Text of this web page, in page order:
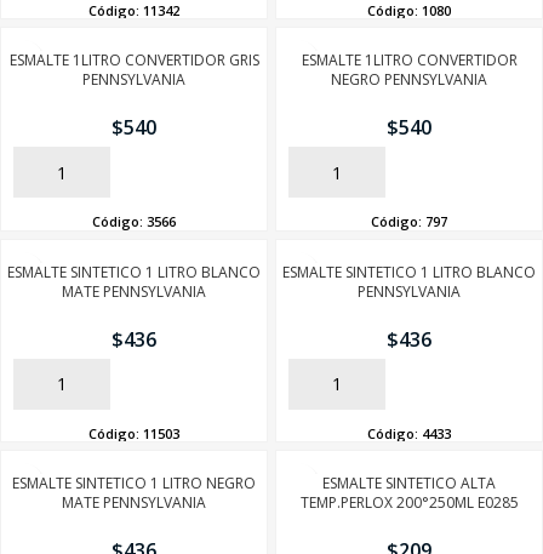
Código: 11342 Código: 1080
ESMALTE 1LITRO CONVERTIDOR GRIS
PENNSYLVANIA
$540
AÑADIR
Código: 3566
ESMALTE 1LITRO CONVERTIDOR
NEGRO PENNSYLVANIA
$540
AÑADIR
Código: 797
ESMALTE SINTETICO 1 LITRO BLANCO
MATE PENNSYLVANIA
$436
AÑADIR
Código: 11503
ESMALTE SINTETICO 1 LITRO BLANCO
PENNSYLVANIA
$436
AÑADIR
Código: 4433
ESMALTE SINTETICO 1 LITRO NEGRO
MATE PENNSYLVANIA
ESMALTE SINTETICO ALTA
TEMP.PERLOX 200°250ML E0285
FINALIZÁ TU COMPRA